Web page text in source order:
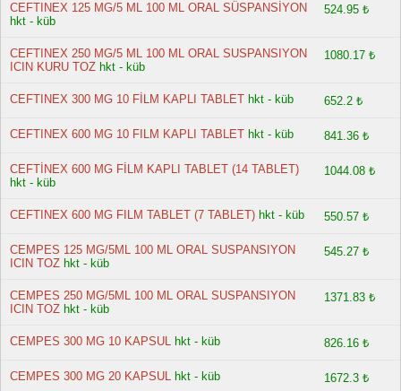
CEFTINEX 125 MG/5 ML 100 ML ORAL SÜSPANSİYON
hkt - küb
524.95 ₺
CEFTINEX 250 MG/5 ML 100 ML ORAL SUSPANSIYON
ICIN KURU TOZ hkt - küb
1080.17 ₺
CEFTINEX 300 MG 10 FİLM KAPLI TABLET hkt - küb 652.2 ₺
CEFTINEX 600 MG 10 FILM KAPLI TABLET hkt - küb 841.36 ₺
CEFTİNEX 600 MG FİLM KAPLI TABLET (14 TABLET)
hkt - küb
1044.08 ₺
CEFTINEX 600 MG FILM TABLET (7 TABLET) hkt - küb 550.57 ₺
CEMPES 125 MG/5ML 100 ML ORAL SUSPANSIYON
ICIN TOZ hkt - küb
545.27 ₺
CEMPES 250 MG/5ML 100 ML ORAL SUSPANSIYON
ICIN TOZ hkt - küb
1371.83 ₺
CEMPES 300 MG 10 KAPSUL hkt - küb 826.16 ₺
CEMPES 300 MG 20 KAPSUL hkt - küb 1672.3 ₺